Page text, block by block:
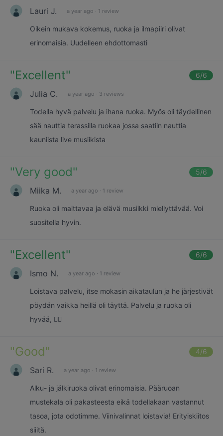
Lauri J. a year ago · 1 review
Oikein mukava kokemus, ruoka ja ilmapiiri olivat
erinomaisia. Uudelleen ehdottomasti
"Excellent" 6/6
Julia C. a year ago · 3 reviews
Todella hyvä palvelu ja ihana ruoka. Myös oli täydellinen
sää nauttia terassilla ruokaa jossa saatiin nauttia
kauniista live musiikista
"Very good" 5/6
Miika M. a year ago · 1 review
Ruoka oli maittavaa ja elävä musiikki miellyttävää. Voi
suositella hyvin.
"Excellent" 6/6
Ismo N. a year ago · 1 review
Loistava palvelu, itse mokasin aikataulun ja he järjestivät
pöydän vaikka heillä oli täyttä. Palvelu ja ruoka oli
hyvää, 👍🏻
"Good" 4/6
Sari R. a year ago · 1 review
Alku- ja jälkiruoka olivat erinomaisia. Pääruoan
mustekala oli pakasteesta eikä todellakaan vastannut
tasoa, jota odotimme. Viinivalinnat loistavia! Erityiskiitos
siiitä.